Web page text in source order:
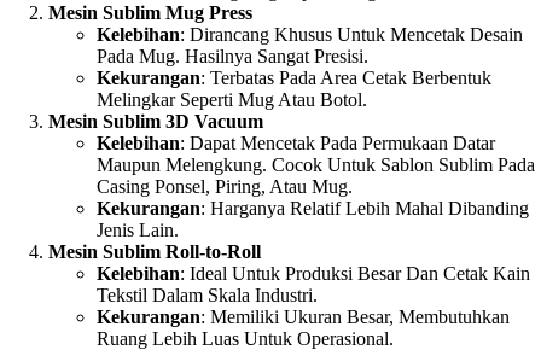
Mesin Sublim Mug Press
Kelebihan: Dirancang Khusus Untuk Mencetak Desain
Pada Mug. Hasilnya Sangat Presisi.
Kekurangan: Terbatas Pada Area Cetak Berbentuk
Melingkar Seperti Mug Atau Botol.
Mesin Sublim 3D Vacuum
Kelebihan: Dapat Mencetak Pada Permukaan Datar
Maupun Melengkung. Cocok Untuk Sablon Sublim Pada
Casing Ponsel, Piring, Atau Mug.
Kekurangan: Harganya Relatif Lebih Mahal Dibanding
Jenis Lain.
Mesin Sublim Roll-to-Roll
Kelebihan: Ideal Untuk Produksi Besar Dan Cetak Kain
Tekstil Dalam Skala Industri.
Kekurangan: Memiliki Ukuran Besar, Membutuhkan
Ruang Lebih Luas Untuk Operasional.